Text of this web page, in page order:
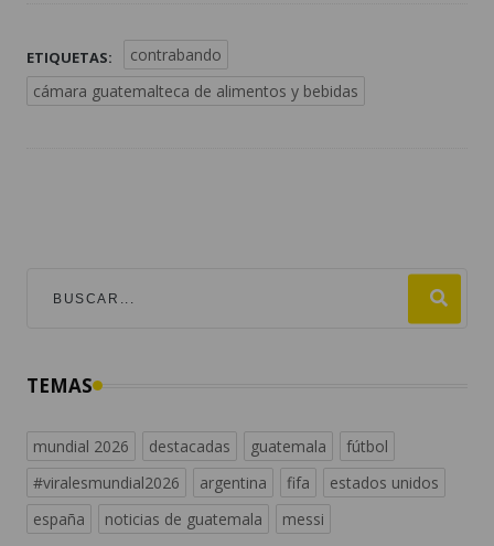
ETIQUETAS:
contrabando
cámara guatemalteca de alimentos y bebidas
TEMAS
mundial 2026 destacadas guatemala
fútbol
#viralesmundial2026
argentina fifa
estados unidos
españa
noticias de guatemala messi